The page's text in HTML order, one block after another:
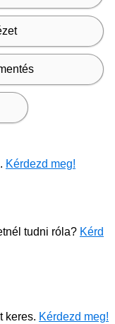
Kérdezd meg!
tudni róla? Kérd
keres. Kérdezd meg!